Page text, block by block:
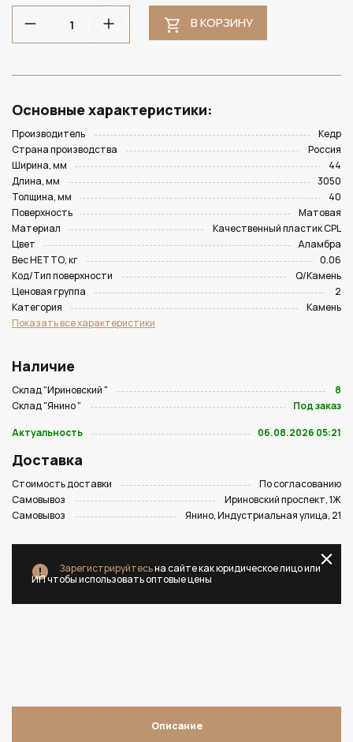
В КОРЗИНУ
Основные характеристики:
Производитель
Кедр
Страна производства
Россия
Ширина, мм
44
Длина, мм
3050
Толщина, мм
40
Поверхность
Матовая
Материал
Качественный пластик CPL
Цвет
Аламбра
Вес НЕТТО, кг
0.06
Код/Тип поверхности
Q/Камень
Ценовая группа
2
Категория
Камень
Показать все характеристики
Наличие
Склад "Ириновский "
8
Склад "Янино "
Под заказ
Актуальность
06.08.2026 05:21
Доставка
Стоимость доставки
По согласованию
Самовывоз
Ириновский проспект, 1Ж
Самовывоз
Янино, Индустриальная улица, 21
Зарегистрируйтесьна сайте как юридическое лицо или
ИП чтобы использовать оптовые цены
Описание